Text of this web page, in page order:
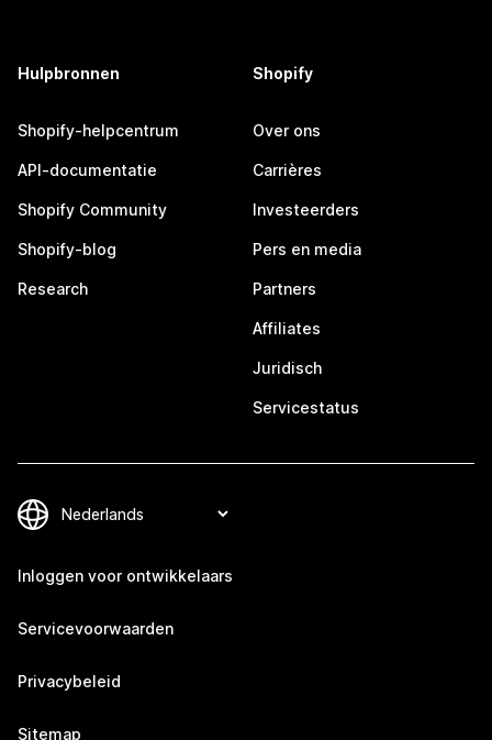
Hulpbronnen
Shopify-helpcentrum
API-documentatie
Shopify Community
Shopify-blog
Research
Shopify
Over ons
Carrières
Investeerders
Pers en media
Partners
Affiliates
Juridisch
Servicestatus
Inloggen voor ontwikkelaars
Servicevoorwaarden
Privacybeleid
Sitemap